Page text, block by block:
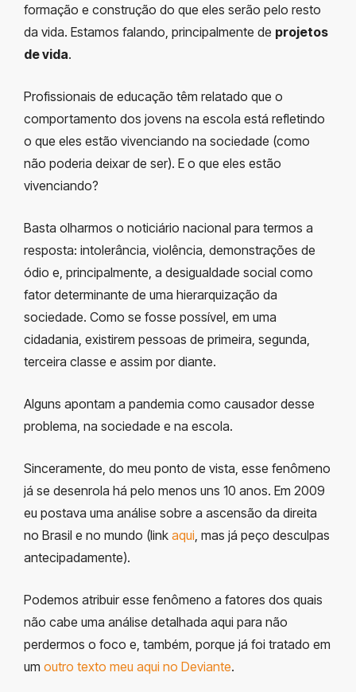
formação e construção do que eles serão pelo resto
da vida. Estamos falando, principalmente de projetos
de vida.
Profissionais de educação têm relatado que o
comportamento dos jovens na escola está refletindo
o que eles estão vivenciando na sociedade (como
não poderia deixar de ser). E o que eles estão
vivenciando?
Basta olharmos o noticiário nacional para termos a
resposta: intolerância, violência, demonstrações de
ódio e, principalmente, a desigualdade social como
fator determinante de uma hierarquização da
sociedade. Como se fosse possível, em uma
cidadania, existirem pessoas de primeira, segunda,
terceira classe e assim por diante.
Alguns apontam a pandemia como causador desse
problema, na sociedade e na escola.
Sinceramente, do meu ponto de vista, esse fenômeno
já se desenrola há pelo menos uns 10 anos. Em 2009
eu postava uma análise sobre a ascensão da direita
no Brasil e no mundo (link aqui , mas já peço desculpas
antecipadamente).
Podemos atribuir esse fenômeno a fatores dos quais
não cabe uma análise detalhada aqui para não
perdermos o foco e, também, porque já foi tratado em
um outro texto meu aqui no Deviante.